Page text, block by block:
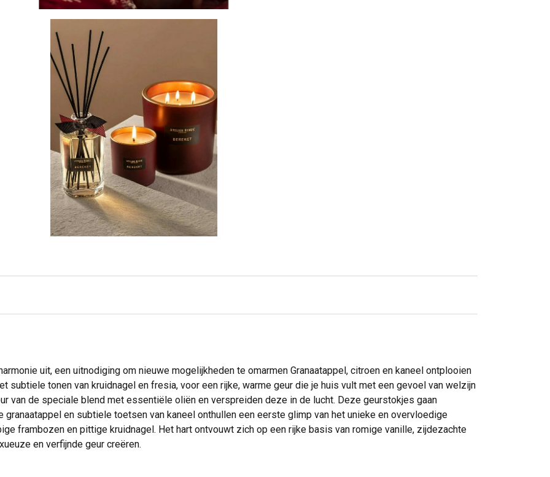
uit, een uitnodiging om nieuwe mogelijkheden te omarmen Granaatappel, citroen en kaneel ontplooien
subtiele tonen van kruidnagel en fresia, voor een rijke, warme geur die je huis vult met een gevoel van welzijn
van de speciale blend met essentiële oliën en verspreiden deze in de lucht. Deze geurstokjes gaan
en subtiele toetsen van kaneel onthullen een eerste glimp van het unieke en overvloedige
frambozen en pittige kruidnagel. Het hart ontvouwt zich op een rijke basis van romige vanille, zijdezachte
en verfijnde geur creëren.